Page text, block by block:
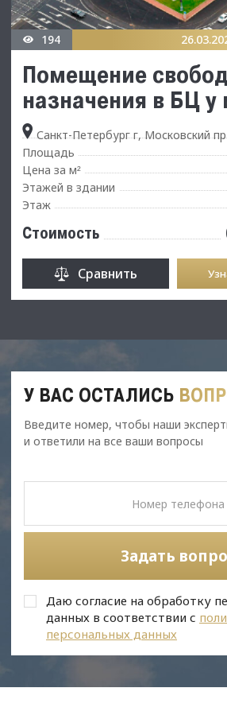
194
Помещение
назначения в БЦ у
Санкт-Петербург г, Московский
Площадь
Цена за м²
Этажей в здании
Этаж
Стоимость
Сравнить
У ВАС ОСТАЛИСЬ
Введите номер, чтобы наши
и ответили на все ваши вопросы
Задать
Даю согласие на обработку
данных в соответствии с
персональных данных